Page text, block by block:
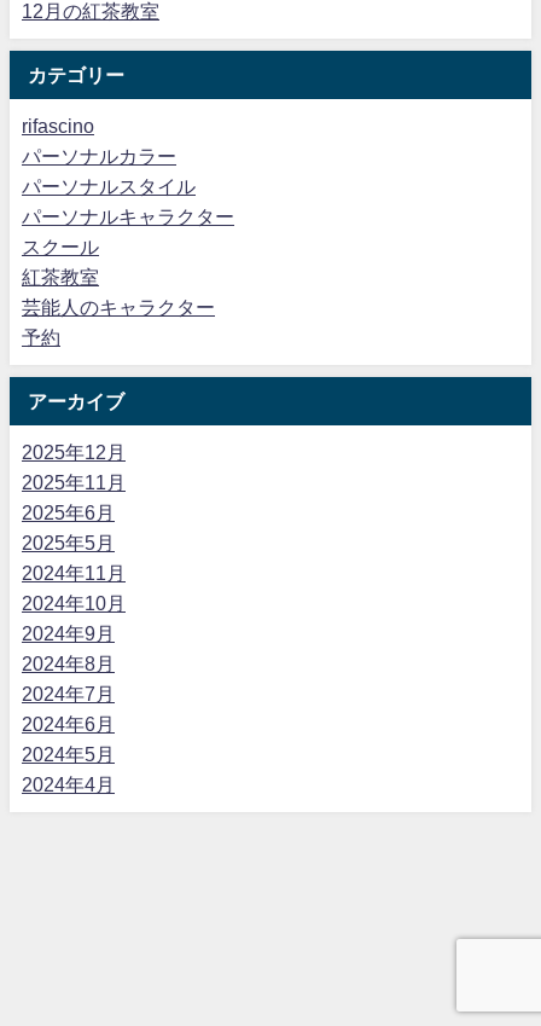
12月の紅茶教室
カテゴリー
rifascino
パーソナルカラー
パーソナルスタイル
パーソナルキャラクター
スクール
紅茶教室
芸能人のキャラクター
予約
アーカイブ
2025年12月
2025年11月
2025年6月
2025年5月
2024年11月
2024年10月
2024年9月
2024年8月
2024年7月
2024年6月
2024年5月
2024年4月